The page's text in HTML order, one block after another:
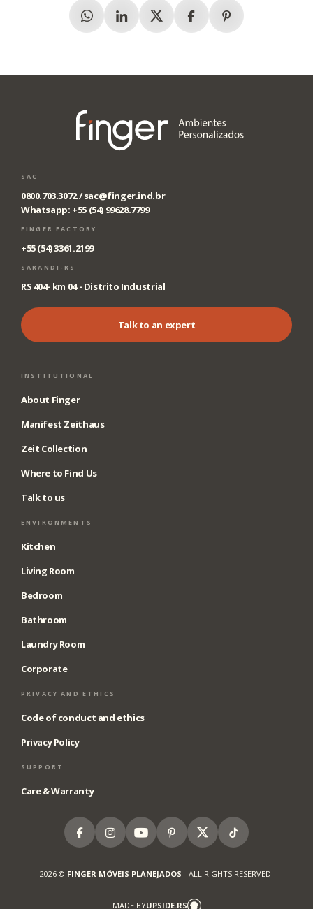
WhatsappLinkedinX (Twitter)FacebookPinterest
SAC
0800.703.3072 /sac@finger.ind.br
Whatsapp: +55 (54) 99628.7799
FINGER FACTORY
+55 (54) 3361.2199
SARANDI-RS
RS 404- km 04 - Distrito Industrial
Talk to an expert
INSTITUTIONAL
About Finger
Manifest Zeithaus
Zeit Collection
Where to Find Us
Talk to us
ENVIRONMENTS
Kitchen
Living Room
Bedroom
Bathroom
Laundry Room
Corporate
PRIVACY AND ETHICS
Code of conduct and ethics
Privacy Policy
SUPPORT
Care & Warranty
FacebookInstagramYoutubePinterest
X Tiktok
2026 © FINGER MÓVEIS PLANEJADOS - ALL RIGHTS RESERVED.
MADE BYUPSIDE.RS